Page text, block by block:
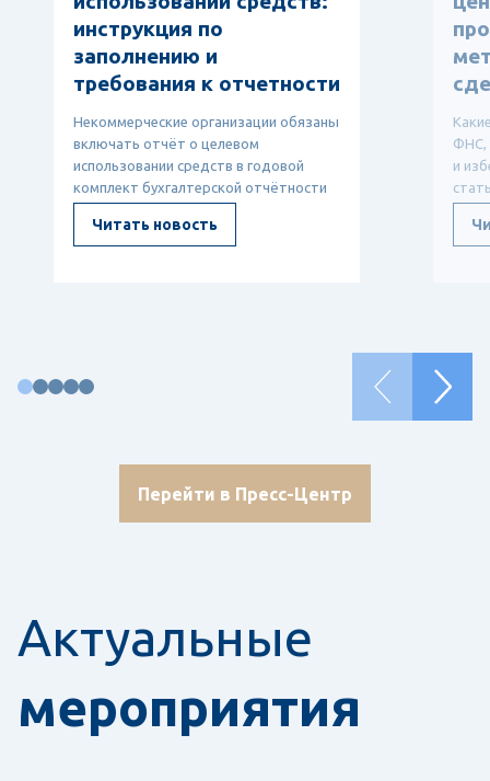
инструкция по
заполнению и
требования к отчетности
Некоммерческие организации обязаны
включать отчёт о целевом
использовании средств в годовой
комплект бухгалтерской отчётности
Читать новость
ФНС,
и
Перейти в Пресс-Центр
Актуальные
мероприятия